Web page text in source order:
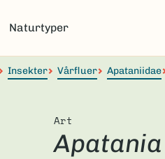
Naturtyper
Insekter Vårfluer Apataniidae
Art